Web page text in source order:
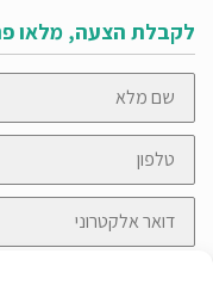
לקבלת הצעה, מלאו
שם
מלא
טלפון
דואר
אלקטרוני